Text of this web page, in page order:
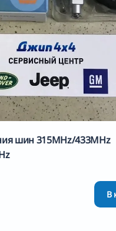
шин 315MHz/433MHz
В